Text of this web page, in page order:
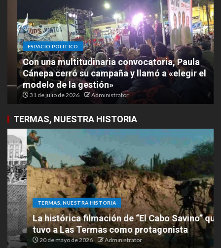
ESPACIO POLITICO
Con una multitudinaria convocatoria, Paula
Cánepa cerró su campaña y llamó a «elegir el
modelo de la gestión»
31 de julio de 2026 Administrator
TERMAS, NUESTRA HISTORIA
TERMAS, NUESTRA HISTORIA
La histórica filmación de “El Cabo Savino” que
tuvo a Las Termas como protagonista
20 de mayo de 2026 Administrator